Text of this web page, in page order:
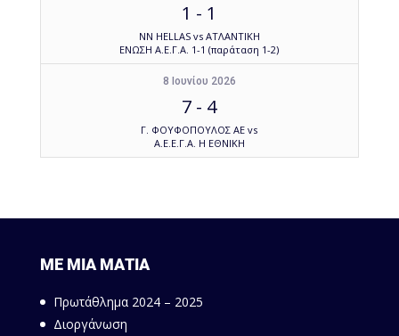
1 - 1
NN HELLAS vs ΑΤΛΑΝΤΙΚΗ
ΕΝΩΣΗ Α.Ε.Γ.Α. 1-1 (παράταση 1-2)
8 Ιουνίου 2026
7 - 4
Γ. ΦΟΥΦΟΠΟΥΛΟΣ ΑΕ vs
Α.Ε.Ε.Γ.Α. Η ΕΘΝΙΚΗ
ΜΕ ΜΙΑ ΜΑΤΙΑ
Πρωτάθλημα 2024 – 2025
Διοργάνωση